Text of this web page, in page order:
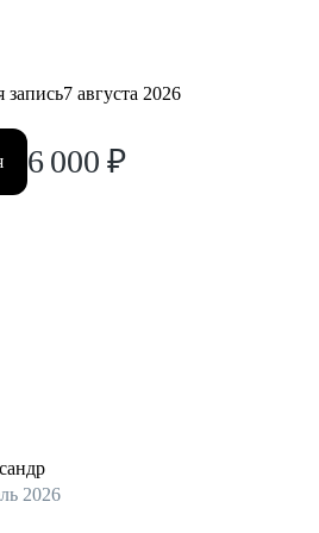
7 августа 2026
6 000 ₽
2026